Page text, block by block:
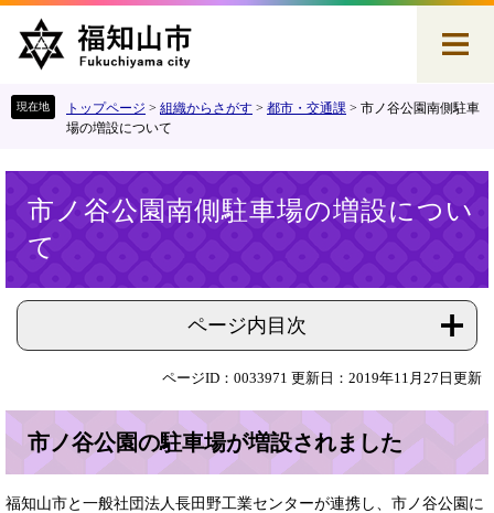
す
し
トップページ > 組織からさがす > 都市・交通課 > 市ノ谷公園南側駐車
場の増設について
市ノ谷公園南側駐車場の増設につい
て
ページ内目次
ページID：0033971 更新日：2019年11月27日更新
市ノ谷公園の駐車場が増設されました
福知山市と一般社団法人長田野工業センターが連携し、市ノ谷公園に